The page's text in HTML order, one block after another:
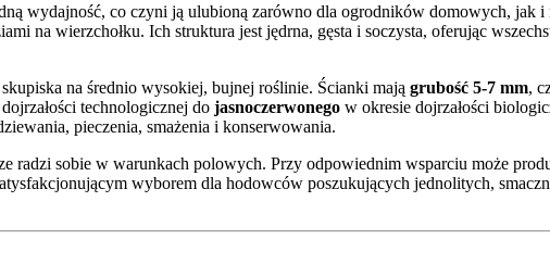
wydajność, co czyni ją ulubioną zarówno dla ogrodników domowych, jak
na wierzchołku. Ich struktura jest jędrna, gęsta i soczysta, oferując
na średnio wysokiej, bujnej roślinie. Ścianki mają grubość 5-7 mm,
technologicznej do jasnoczerwonego w okresie dojrzałości
pieczenia, smażenia i konserwowania.
radzi sobie w warunkach polowych. Przy odpowiednim wsparciu może
wyborem dla hodowców poszukujących jednolitych,